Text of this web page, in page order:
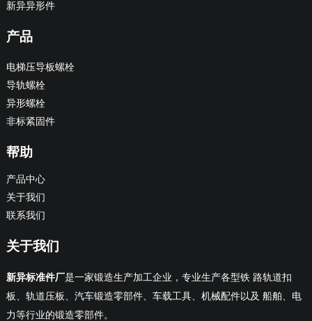
新异异形件
产品
电梯压导板螺栓
导轨螺栓
异形螺栓
非标紧固件
帮助
产品中心
关于我们
联系我们
关于我们
新异标准件厂是一家锻造生产加工企业，专业生产各型铁 路轨道扣
板、轨道压板、汽车锻造零部件、车载工具、机械配件以及 船舶、电
力等行业的锻造零部件。